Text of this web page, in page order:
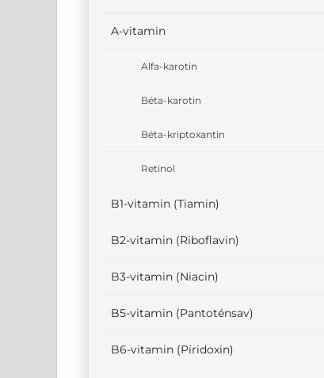
A-vitamin
Alfa-karotin
Béta-karotin
Béta-kriptoxantin
Retinol
B1-vitamin (Tiamin)
B2-vitamin (Riboflavin)
B3-vitamin (Niacin)
B5-vitamin (Pantoténsav)
B6-vitamin (Piridoxin)